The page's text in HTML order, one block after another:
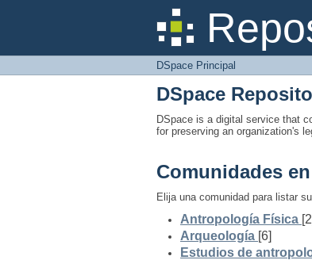
DSpace Principal
DSpace Principal
DSpace
DSpace is a digital service that
for preserving an organization's
Comunidades
Elija una comunidad para listar
Antropología Física
Arqueología [6]
Estudios de